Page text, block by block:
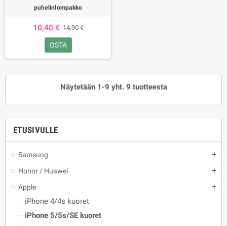
ETUSIVULLE
Samsung add
Honor / Huawei add
Apple add
iPhone 4/4s kuoret
iPhone 5/5s/SE kuoret
puhelinlompakko
10,40 € 14,90 €
OSTA
Näytetään 1-9 yht. 9 tuotteesta